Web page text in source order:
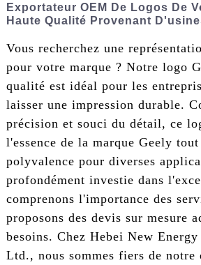
Exportateur OEM De Logos De
Haute Qualité Provenant
Vous recherchez une
pour votre marque ? Notre logo
qualité est idéal pour les
laisser une impression durable.
précision et souci du détail, ce
l'essence de la marque Geely
polyvalence pour diverses
profondément investie dans
comprenons l'importance des
proposons des devis sur mesure
besoins. Chez Hebei New
Ltd., nous sommes fiers de notre